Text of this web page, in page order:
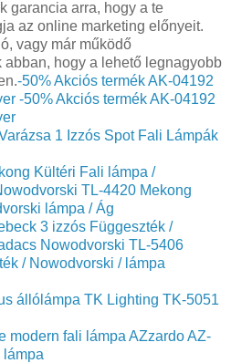
garancia arra, hogy a te
az online marketing előnyeit.
vagy már működő
hogy a lehető legnagyobb
-50% Akciós termék AK-04192
-50% Akciós termék AK-04192
1 Izzós Spot Fali Lámpák
Kültéri Fali lámpa /
TL-4420 Mekong
lámpa / Ág
3 izzós Függeszték /
Nowodvorski TL-5406
/ Nowodvorski / lámpa
állólámpa TK Lighting TK-5051
modern fali lámpa AZzardo AZ-
lámpa